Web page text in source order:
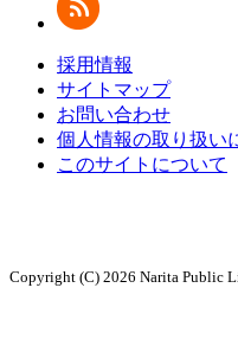
採用情報
サイトマップ
お問い合わせ
個人情報の取り扱い
このサイトについて
Copyright (C) 2026 Narita Public